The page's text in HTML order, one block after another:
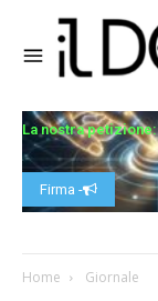
La nostra
Firma -
Home Giornale